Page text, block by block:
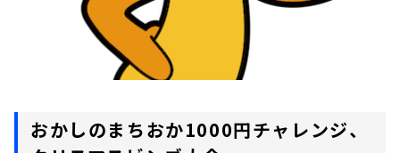
おかしのまちおか1000円チャレンジ、